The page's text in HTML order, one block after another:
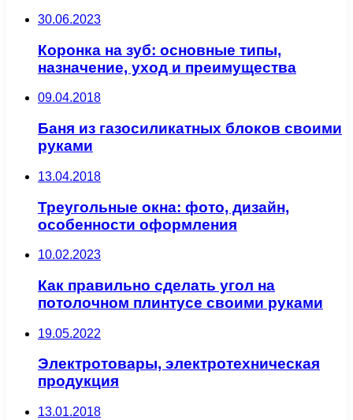
30.06.2023
Коронка на зуб: основные типы,
назначение, уход и преимущества
09.04.2018
Баня из газосиликатных блоков своими
руками
13.04.2018
Треугольные окна: фото, дизайн,
особенности оформления
10.02.2023
Как правильно сделать угол на
потолочном плинтусе своими руками
19.05.2022
Электротовары, электротехническая
продукция
13.01.2018